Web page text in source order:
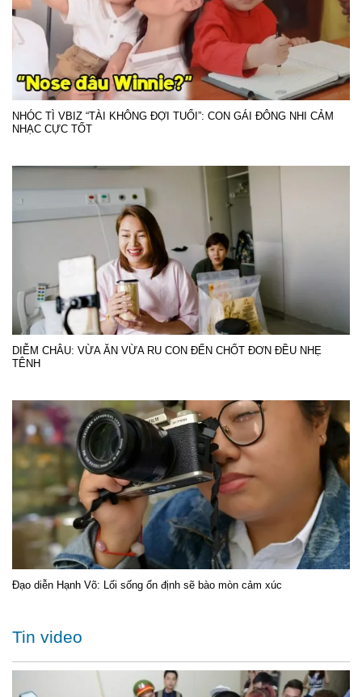
NHÓC TÌ VBIZ “TÀI KHÔNG ĐỢI TUỔI”: CON GÁI ĐÔNG NHI CẢM
NHẠC CỰC TỐT
DIỄM CHÂU: VỪA ĂN VỪA RU CON ĐẾN CHỐT ĐƠN ĐỀU NHẸ
TÊNH
Đạo diễn Hạnh Võ: Lối sống ổn định sẽ bào mòn cảm xúc
Tin video